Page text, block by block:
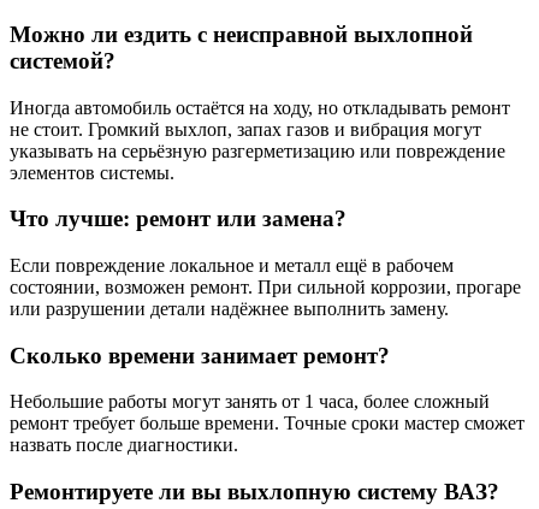
Можно ли ездить с неисправной выхлопной
системой?
Иногда автомобиль остаётся на ходу, но откладывать ремонт
не стоит. Громкий выхлоп, запах газов и вибрация могут
указывать на серьёзную разгерметизацию или повреждение
элементов системы.
Что лучше: ремонт или замена?
Если повреждение локальное и металл ещё в рабочем
состоянии, возможен ремонт. При сильной коррозии, прогаре
или разрушении детали надёжнее выполнить замену.
Сколько времени занимает ремонт?
Небольшие работы могут занять от 1 часа, более сложный
ремонт требует больше времени. Точные сроки мастер сможет
назвать после диагностики.
Ремонтируете ли вы выхлопную систему ВАЗ?